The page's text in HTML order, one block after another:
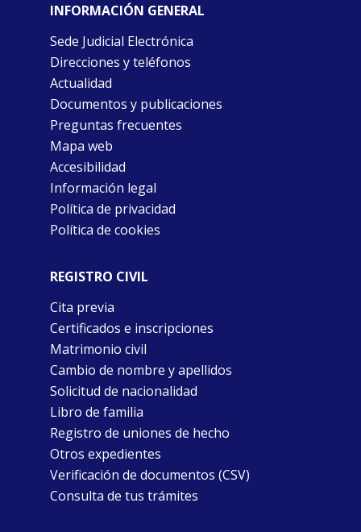
INFORMACIÓN GENERAL
Sede Judicial Electrónica
Direcciones y teléfonos
Actualidad
Documentos y publicaciones
Preguntas frecuentes
Mapa web
Accesibilidad
Información legal
Política de privacidad
Política de cookies
REGISTRO CIVIL
Cita previa
Certificados e inscripciones
Matrimonio civil
Cambio de nombre y apellidos
Solicitud de nacionalidad
Libro de familia
Registro de uniones de hecho
Otros expedientes
Verificación de documentos (CSV)
Consulta de tus trámites